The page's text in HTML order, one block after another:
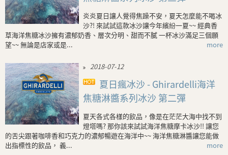
炎炎夏日讓人覺得焦躁不安，夏天怎麼能不喝冰
沙?! 來試試這款冰沙讓今年繽紛一夏~~ 經典香
草海洋焦糖冰沙擁有濃郁奶香、層次分明、甜而不膩 一杯冰沙滿足三個願
望~~ 無論是店家或是...
more
2018-07-12
夏日瘋冰沙 - Ghirardelli海洋
焦糖淋醬系列冰沙 第二彈
夏天各式各樣的飲品，像是在茫茫大海中找不到
燈塔嗎? 那你該來試試海洋焦糖摩卡冰沙!! 讓您
的舌尖跟著咖啡香和巧克力的濃郁暢遊在海洋中~~ 海洋焦糖淋醬讓您能做
出指標性的飲品， 義...
more